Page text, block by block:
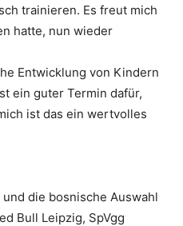
trainieren. Es freut mich
hatte, nun wieder
Entwicklung von Kindern
ein guter Termin dafür,
ist das ein wertvolles
die bosnische Auswahl
Bull Leipzig, SpVgg